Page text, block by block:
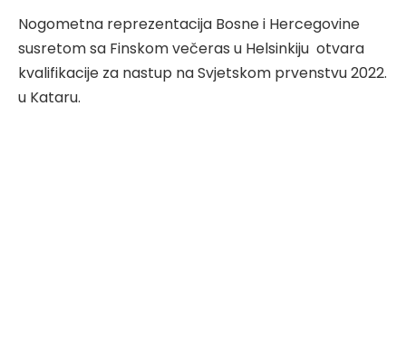
Nogometna reprezentacija Bosne i Hercegovine
susretom sa Finskom večeras u Helsinkiju otvara
kvalifikacije za nastup na Svjetskom prvenstvu 2022.
u Kataru.